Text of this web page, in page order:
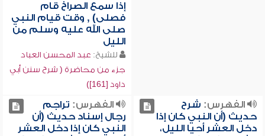
إذا سمع الصراخ قام
فصلى) , وقت قيام النبي
صلى الله عليه وسلم من
الليل
للشيخ: عبد المحسن العباد
جزء من محاضرة ( شرح سنن أبي
داود [161])
الفهرس: شرح
حديث (أن النبي كان إذا
دخل العشر أحيا الليل،
الفهرس: تراجم
رجال إسناد حديث (أن
النبي كان إذا دخل العشر